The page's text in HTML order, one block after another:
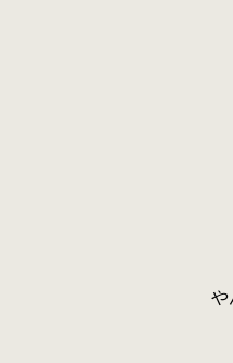
る夫は戦
￣
＿
￣
んすもこ
'ノ
/